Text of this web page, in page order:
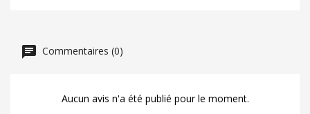
Commentaires (0)
Aucun avis n'a été publié pour le moment.